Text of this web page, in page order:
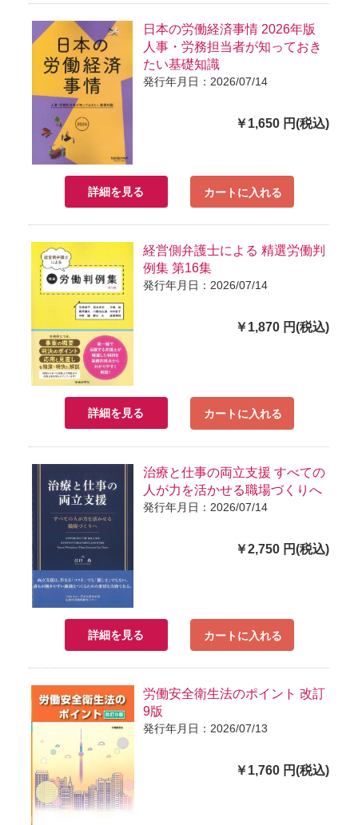
日本の労働経済事情 2026年版
人事・労務担当者が知っておき
たい基礎知識
発行年月日：2026/07/14
￥1,650 円(税込)
詳細を見る カートに入れる
経営側弁護士による 精選労働判
例集 第16集
発行年月日：2026/07/14
￥1,870 円(税込)
詳細を見る カートに入れる
治療と仕事の両立支援 すべての
人が力を活かせる職場づくりへ
発行年月日：2026/07/14
￥2,750 円(税込)
詳細を見る カートに入れる
労働安全衛生法のポイント 改訂
9版
発行年月日：2026/07/13
￥1,760 円(税込)